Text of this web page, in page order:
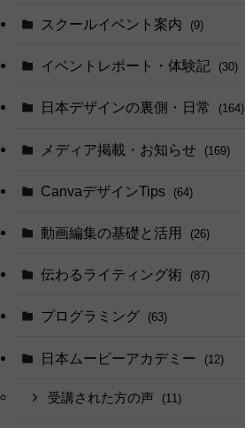
スクールイベント案内 (9)
イベントレポート・体験記 (30)
日本デザインの裏側・日常 (164)
メディア掲載・お知らせ (169)
CanvaデザインTips (64)
動画編集の基礎と活用 (26)
伝わるライティング術 (87)
プログラミング (63)
日本ムービーアカデミー (12)
受講された方の声 (11)